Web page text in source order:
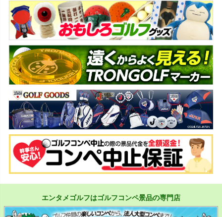
エンタメゴルフはゴルフコンペ景品の専門店